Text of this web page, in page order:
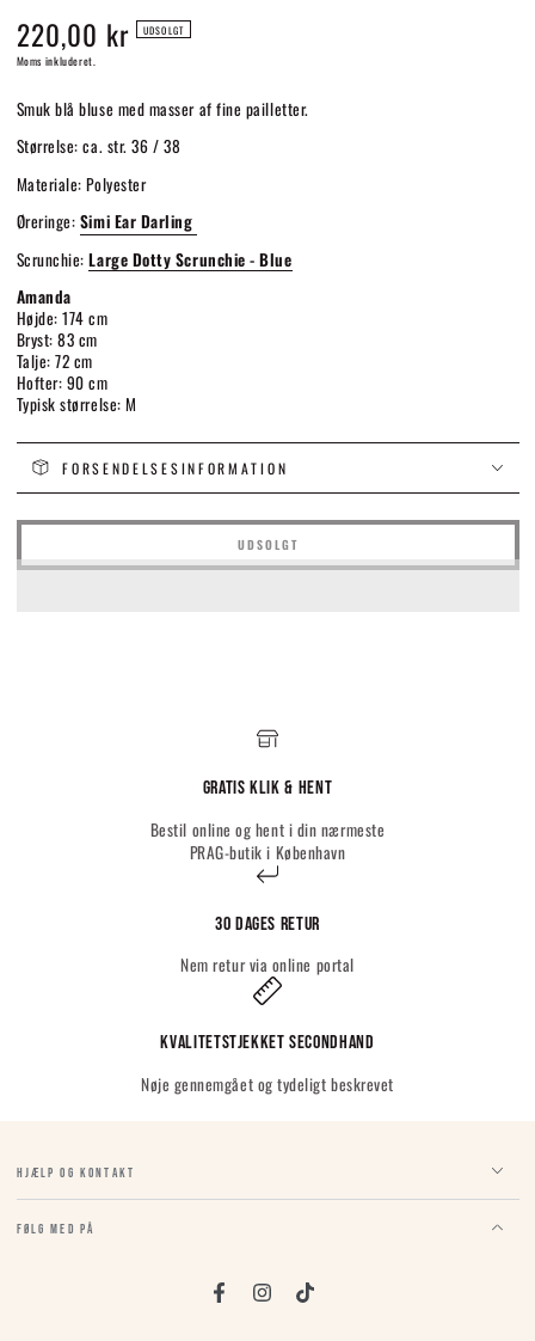
Normalpris
220,00 kr UDSOLGT
Moms inkluderet.
Smuk blå bluse med masser af fine pailletter.
Størrelse: ca. str. 36 / 38
Materiale: Polyester
Øreringe: Simi Ear Darling
Scrunchie:Large Dotty Scrunchie - Blue
Amanda
Højde: 174 cm
Bryst: 83 cm
Talje: 72 cm
Hofter: 90 cm
Typisk størrelse: M
FORSENDELSESINFORMATION
UDSOLGT
Gratis Klik & hent
Bestil online og hent i din nærmeste
PRAG-butik i København
30 dages retur
Nem retur via online portal
Kvalitetstjekket Secondhand
Nøje gennemgået og tydeligt beskrevet
HJÆLP OG KONTAKT
FØLG MED PÅ
FacebookInstagramTikTok